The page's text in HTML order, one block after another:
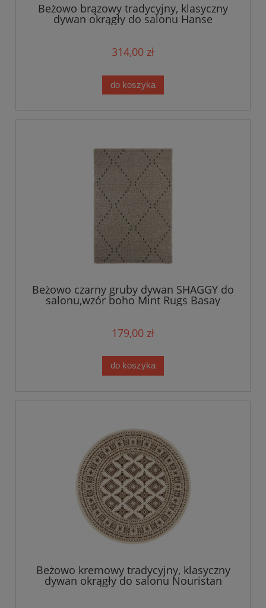
Beżowo brązowy tradycyjny, klasyczny
dywan okrągły do salonu Hanse
Home160cm
314,00 zł
do koszyka
Beżowo czarny gruby dywan SHAGGY do
salonu,wzór boho Mint Rugs Basay
179,00 zł
do koszyka
Beżowo kremowy tradycyjny, klasyczny
dywan okrągły do salonu Nouristan